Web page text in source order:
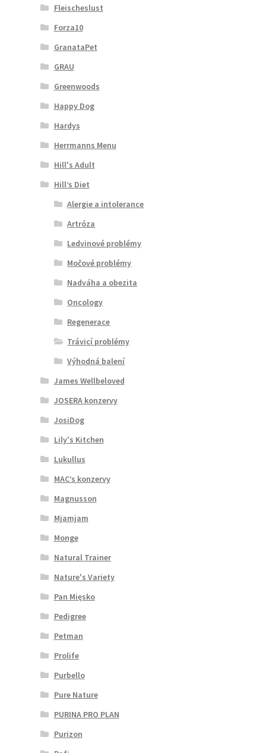
Fleischeslust
Forza10
GranataPet
GRAU
Greenwoods
Happy Dog
Hardys
Herrmanns Menu
Hill's Adult
Hill’s Diet
Alergie a intolerance
Artróza
Ledvinové problémy
Močové problémy
Nadváha a obezita
Oncology
Regenerace
Trávicí problémy
Výhodná balení
James Wellbeloved
JOSERA konzervy
JosiDog
Lily's Kitchen
Lukullus
MAC’s konzervy
Magnusson
Mjamjam
Monge
Natural Trainer
Nature's Variety
Pan Mięsko
Pedigree
Petman
Prolife
Purbello
Pure Nature
PURINA PRO PLAN
Purizon